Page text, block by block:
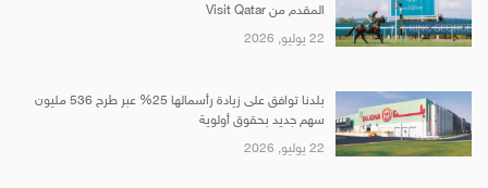
المقدم من Visit Qatar
22 يوليو, 2026
بلدنا توافق على زيادة رأسمالها 25% عبر طرح 536 مليون
سهم جديد بحقوق أولوية
22 يوليو, 2026